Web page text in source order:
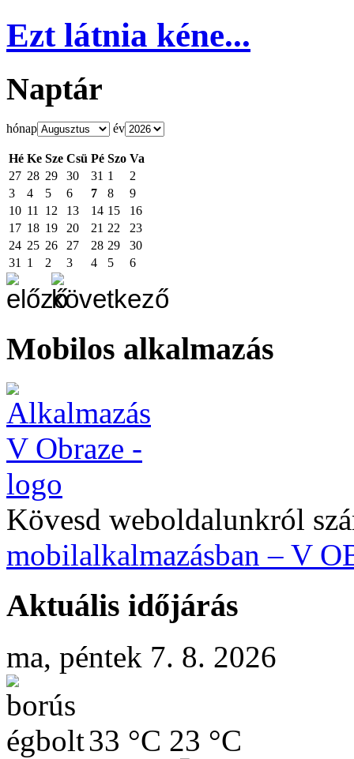
Ezt látnia kéne...
Naptár
hónap év
Hé Ke Sze Csü Pé Szo Va
27 28 29 30 31 1
2
3
4 5 6 7 8
9
10 11 12 13 14 15
16
17 18 19 20 21 22
23
24 25 26 27 28 29
30
31
1 2 3 4 5 6
Mobilos alkalmazás
Kövesd weboldalunkról
mobilalkalmazásban – V
Aktuális időjárás
ma, péntek 7. 8. 2026
33 °C 23 °C